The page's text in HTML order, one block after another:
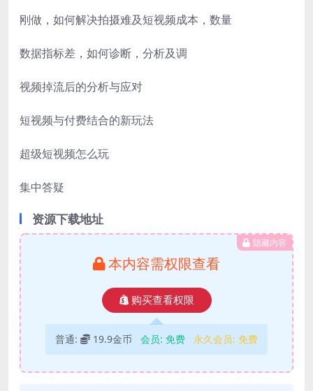
刚做，如何解决拍摄难及短视频成本，数量
数据指标差，如何诊断，分析及调
视频掉流后的分析与应对
短视频与付费结合的新玩法
超级短视频怎么玩
集中答疑
资源下载地址
隐藏内容
本内容需权限查看
购买查看权限
普通: 19.9金币 会员: 免费 永久会员: 免费